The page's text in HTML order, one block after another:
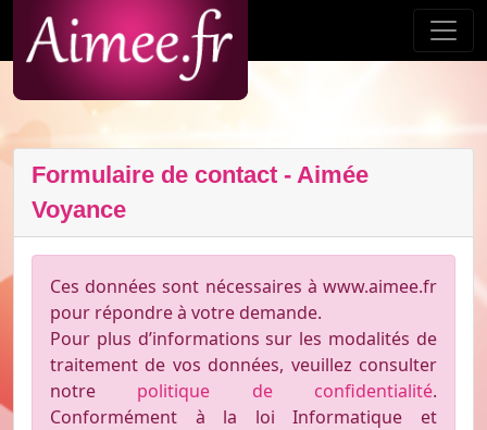
Formulaire de contact - Aimée
Voyance
Ces données sont nécessaires à www.aimee.fr
pour répondre à votre demande.
Pour plus d’informations sur les modalités de
traitement de vos données, veuillez consulter
notre politique de confidentialité.
Conformément à la loi Informatique et